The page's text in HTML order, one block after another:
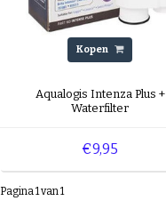
Kopen
Aqualogis Intenza Plus +
Waterfilter
€9,95
Pagina 1 van 1